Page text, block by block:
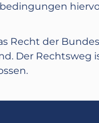
Recht der
Der Rechtsweg